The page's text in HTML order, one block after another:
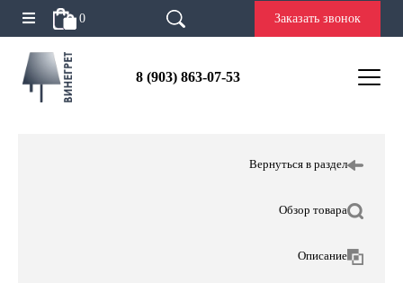
0 Заказать звонок
8 (903) 863-07-53
Вернуться в раздел
Обзор товара
Описание